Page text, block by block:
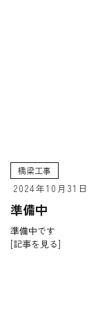
橋梁工事
2024年10月31日
準備中
準備中です
[記事を見る]